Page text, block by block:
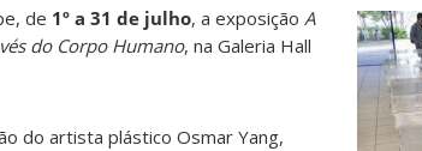
de 1º a 31 de julho, a exposição A
do Corpo Humano, na Galeria Hall
do artista plástico Osmar Yang,